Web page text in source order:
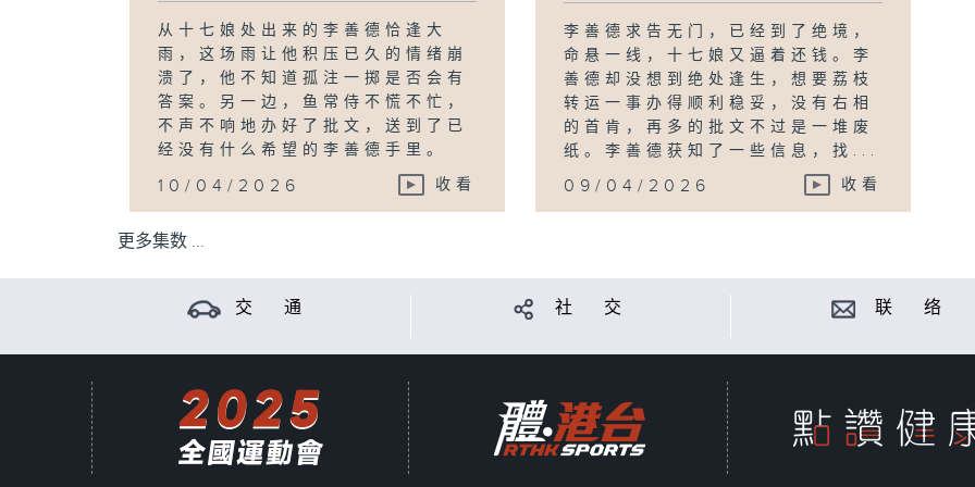
从十七娘处出来的李善德恰逢大
雨，这场雨让他积压已久的情绪崩
溃了，他不知道孤注一掷是否会有
答案。另一边，鱼常侍不慌不忙，
不声不响地办好了批文，送到了已
经没有什么希望的李善德手里。
10/04/2026 收看
李善德求告无门，已经到了绝境，
命悬一线，十七娘又逼着还钱。李
善德却没想到绝处逢生，想要荔枝
转运一事办得顺利稳妥，没有右相
的首肯，再多的批文不过是一堆废
纸。李善德获知了一些信息，找...
09/04/2026 收看
更多集数 ...
交 通 社 交 联 络